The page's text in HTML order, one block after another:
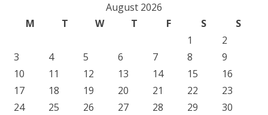
August 2026
M
T W T F S
S
1
2
3
4 5 6 7 8
9
10
11 12 13 14 15
16
17
18 19 20 21 22
23
24
25 26 27 28 29
30